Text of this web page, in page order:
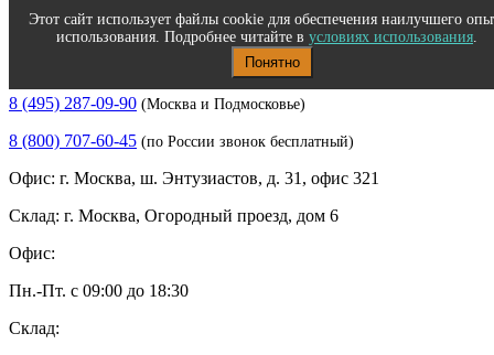
Полиграфическое и офисное оборудование
8 (495) 287-09-90 (Москва и Подмосковье)
8 (800) 707-60-45 (по России звонок бесплатный)
Офис: г. Москва, ш. Энтузиастов, д. 31, офис 321
Склад: г. Москва, Огородный проезд, дом 6
Офис:
Пн.-Пт. с 09:00 до 18:30
Склад:
Этот сайт использует файлы cookie для обеспечения наилучшего
использования. Подробнее читайте в условиях использования.
Понятно